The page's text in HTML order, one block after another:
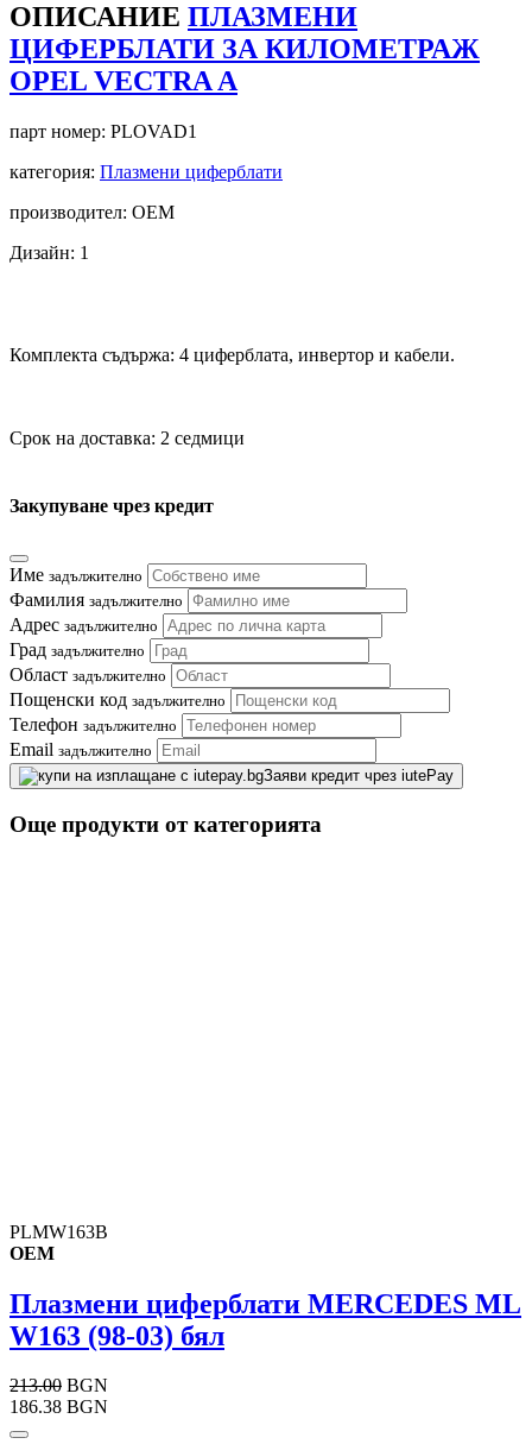
ОПИСАНИЕ ПЛАЗМЕНИ
ЦИФЕРБЛАТИ ЗА КИЛОМЕТРАЖ
OPEL VECTRA A
парт номер: PLOVAD1
категория: Плазмени циферблати
производител: OEM
Дизайн: 1
Комплекта съдържа: 4 циферблата, инвертор и кабели.
Срок на доставка: 2 седмици
Закупуване чрез кредит
Име задължително
Фамилия задължително
Адрес задължително
Град задължително
Област задължително
Пощенски код задължително
Телефон задължително
Email задължително
Заяви кредит чрез iutePay
Още продукти от категорията
PLMW163B
OEM
Плазмени циферблати MERCEDES ML
W163 (98-03) бял
213.00 BGN
186.38 BGN